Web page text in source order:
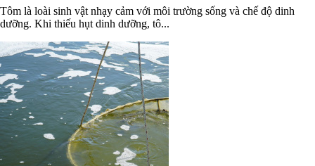
Tôm là loài sinh vật nhạy cảm với môi trường sống và chế độ dinh
dưỡng. Khi thiếu hụt dinh dưỡng, tô...